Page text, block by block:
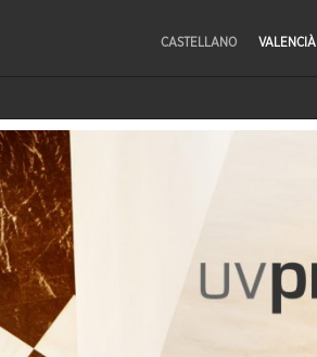
CASTELLANO VALENCIÀ